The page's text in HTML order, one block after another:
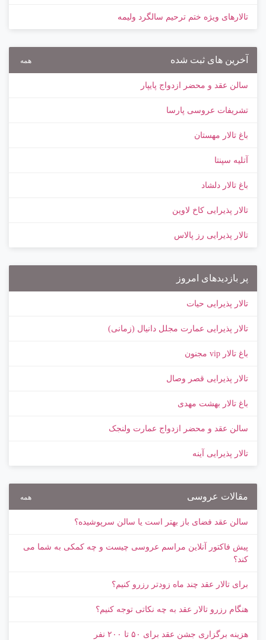
تالارهای ویژه ختم ترحیم سالگرد ولیمه
آخرین های ثبت شده همه
سالن عقد و محضر ازدواج پایپار
تشریفات عروسی پارسا
باغ تالار مهستان
آتلیه سپنتا
باغ تالار دلشاد
تالار پذیرایی کاخ لاوین
تالار پذیرایی رز پالاس
پر بازدیدهای امروز
تالار پذیرایی حیات
تالار پذیرایی عمارت مجلل دانیال (زمانی)
باغ تالار vip مجنون
تالار پذیرایی قصر وصال
باغ تالار بهشت مهدی
سالن عقد و محضر ازدواج عمارت ولنجک
تالار پذیرایی آینه
مقالات عروسی همه
سالن عقد فضای باز بهتر است یا سالن سرپوشیده؟
پیش‌ فاکتور آنلاین مراسم عروسی چیست و چه کمکی به شما می
کند؟
برای تالار عقد چند ماه زودتر رزرو کنیم؟
هنگام رزرو تالار عقد به چه نکاتی توجه کنیم؟
هزینه برگزاری جشن عقد برای ۵۰ تا ۲۰۰ نفر